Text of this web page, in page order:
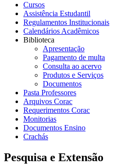
Cursos
Assistência Estudantil
Regulamentos Institucionais
Calendários Acadêmicos
Biblioteca
Apresentação
Pagamento de multa
Consulta ao acervo
Produtos e Serviços
Documentos
Pasta Professores
Arquivos Corac
Requerimentos Corac
Monitorias
Documentos Ensino
Crachás
Pesquisa e Extensão